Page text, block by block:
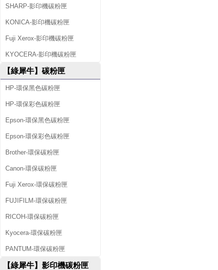
SHARP-影印機碳粉匣
KONICA-影印機碳粉匣
Fuji Xerox-影印機碳粉匣
KYOCERA-影印機碳粉匣
【綠犀牛】碳粉匣
HP-環保黑色碳粉匣
HP-環保彩色碳粉匣
Epson-環保黑色碳粉匣
Epson-環保彩色碳粉匣
Brother-環保碳粉匣
Canon-環保碳粉匣
Fuji Xerox-環保碳粉匣
FUJIFILM-環保碳粉匣
RICOH-環保碳粉匣
Kyocera-環保碳粉匣
PANTUM-環保碳粉匣
【綠犀牛】影印機碳粉匣